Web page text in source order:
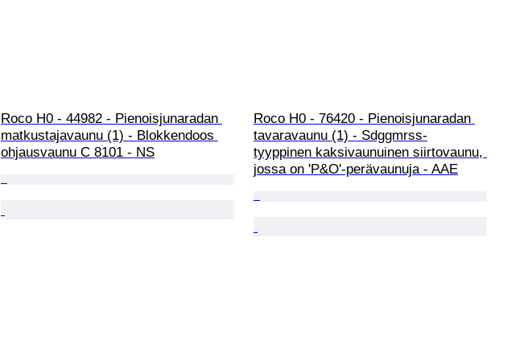
Roco H0 - 44982 - Pienoisjunaradan
matkustajavaunu (1) - Blokkendoos
ohjausvaunu C 8101 - NS
Roco H0 - 76420 - Pienoisjunaradan
tavaravaunu (1) - Sdggmrss-
tyyppinen kaksivaunuinen siirtovaunu,
jossa on 'P&O'-perävaunuja - AAE